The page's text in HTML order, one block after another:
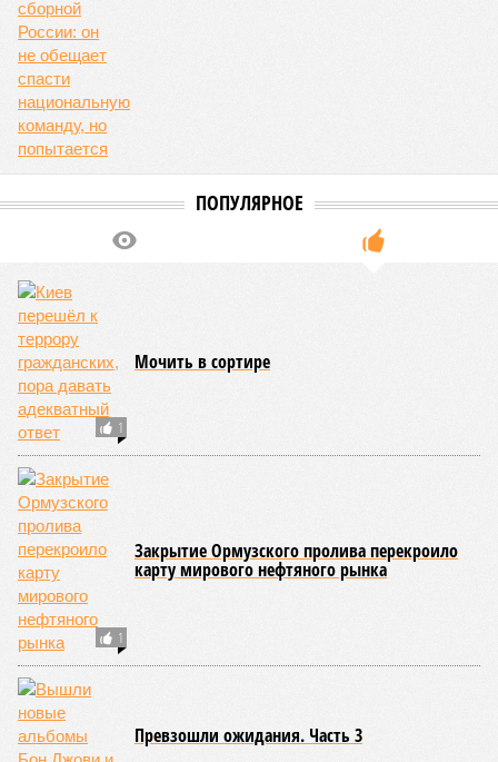
ПОПУЛЯРНОЕ
1
Мочить в сортире
1
Закрытие Ормузского пролива перекроило
карту мирового нефтяного рынка
Превзошли ожидания. Часть 3